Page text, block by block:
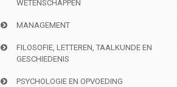
WETENSCHAPPEN
MANAGEMENT
FILOSOFIE, LETTEREN, TAALKUNDE EN
GESCHIEDENIS
PSYCHOLOGIE EN OPVOEDING